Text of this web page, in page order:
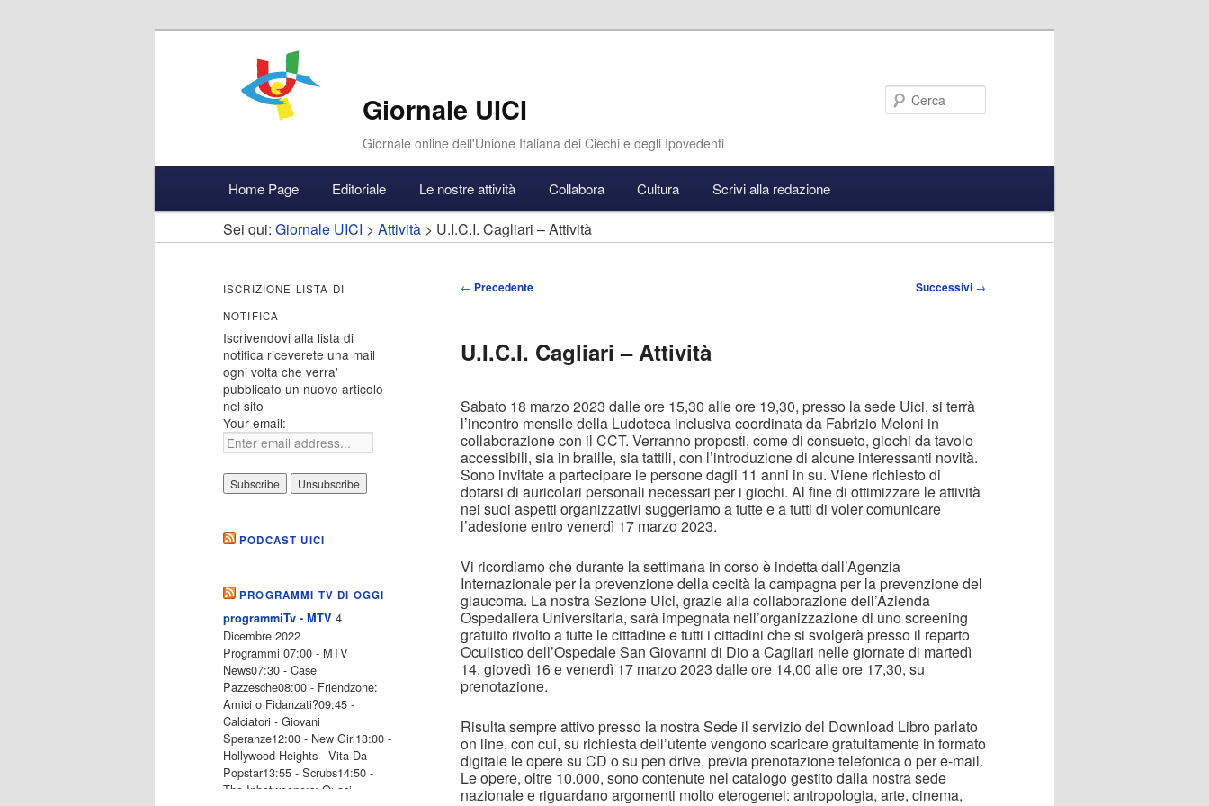
Giornale UICI
Giornale online dell'Unione Italiana dei Ciechi e degli Ipovedenti
Vai
al
contenuto
principale
Vai
al
contenuto
secondario
Accedi
Home Page Editoriale Le nostre attività Collabora Cultura Scrivi alla redazione
Sei qui: Giornale UICI > Attività > U.I.C.I. Cagliari – Attività
Navigazione
← Precedente Successivi →
U.I.C.I. Cagliari – Attività
Sabato 18 marzo 2023 dalle ore 15,30 alle ore 19,30, presso la sede Uici, si terrà
l’incontro mensile della Ludoteca inclusiva coordinata da Fabrizio Meloni in
collaborazione con il CCT. Verranno proposti, come di consueto, giochi da tavolo
accessibili, sia in braille, sia tattili, con l’introduzione di alcune interessanti novità.
Sono invitate a partecipare le persone dagli 11 anni in su. Viene richiesto di
dotarsi di auricolari personali necessari per i giochi. Al fine di ottimizzare le attività
nei suoi aspetti organizzativi suggeriamo a tutte e a tutti di voler comunicare
l’adesione entro venerdì 17 marzo 2023.
Vi ricordiamo che durante la settimana in corso è indetta dall’Agenzia
Internazionale per la prevenzione della cecità la campagna per la prevenzione del
glaucoma. La nostra Sezione Uici, grazie alla collaborazione dell’Azienda
Ospedaliera Universitaria, sarà impegnata nell’organizzazione di uno screening
gratuito rivolto a tutte le cittadine e tutti i cittadini che si svolgerà presso il reparto
Oculistico dell’Ospedale San Giovanni di Dio a Cagliari nelle giornate di martedì
14, giovedì 16 e venerdì 17 marzo 2023 dalle ore 14,00 alle ore 17,30, su
prenotazione.
Risulta sempre attivo presso la nostra Sede il servizio del Download Libro parlato
on line, con cui, su richiesta dell’utente vengono scaricare gratuitamente in formato
digitale le opere su CD o su pen drive, previa prenotazione telefonica o per e-mail.
Le opere, oltre 10.000, sono contenute nel catalogo gestito dalla nostra sede
nazionale e riguardano argomenti molto eterogenei: antropologia, arte, cinema,
ISCRIZIONE LISTA DI
NOTIFICA
Iscrivendovi alla lista di
notifica riceverete una mail
ogni volta che verra'
pubblicato un nuovo articolo
nel sito
Your email:
PODCAST UICI
PROGRAMMI TV DI OGGI
programmiTv - MTV 4
Dicembre 2022
Programmi 07:00 - MTV
News07:30 - Case
Pazzesche08:00 - Friendzone:
Amici o Fidanzati?09:45 -
Calciatori - Giovani
Speranze12:00 - New Girl13:00 -
Hollywood Heights - Vita Da
Popstar13:55 - Scrubs14:50 -
The Inbetweeners: Quasi